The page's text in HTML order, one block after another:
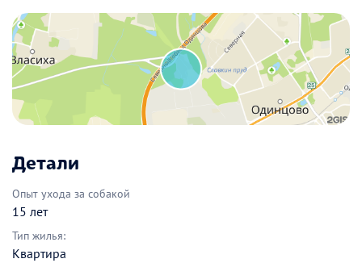
Детали
Опыт ухода за собакой
15 лет
Тип жилья:
Квартира